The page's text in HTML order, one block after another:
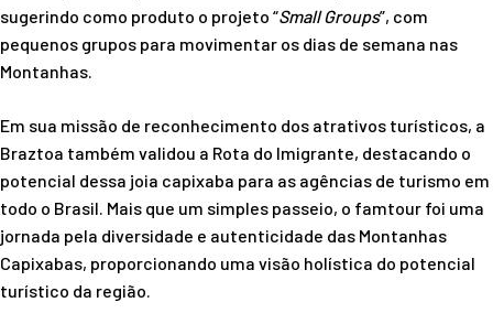
sugerindo como produto o projeto “Small Groups”, com
pequenos grupos para movimentar os dias de semana nas
Montanhas.
Em sua missão de reconhecimento dos atrativos turísticos, a
Braztoa também validou a Rota do Imigrante, destacando o
potencial dessa joia capixaba para as agências de turismo em
todo o Brasil. Mais que um simples passeio, o famtour foi uma
jornada pela diversidade e autenticidade das Montanhas
Capixabas, proporcionando uma visão holística do potencial
turístico da região.